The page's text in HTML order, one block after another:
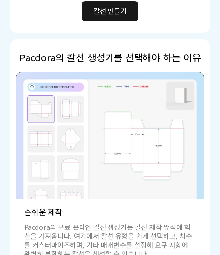
칼선 만들기
Pacdora의 칼선 생성기를 선택해야 하는 이유
손쉬운 제작
Pacdora의 무료 온라인 칼선 생성기는 칼선 제작 방식에 혁
신을 가져옵니다. 여기에서 칼선 유형을 쉽게 선택하고, 치수
를 커스터마이즈하며, 기타 매개변수를 설정해 요구 사항에